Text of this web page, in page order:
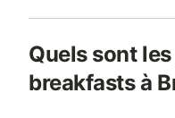
Quels sont
breakfasts à